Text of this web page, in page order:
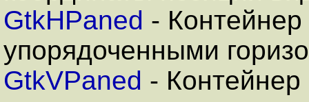
GtkHPaned -
упорядоченными
GtkVPaned -